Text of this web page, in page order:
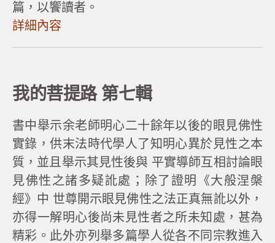
篇，以饗讀者。
詳細內容
我的菩提路 第七輯
書中舉示余老師明心二十餘年以後的眼見佛性
實錄，供末法時代學人了知明心異於見性之本
質，並且舉示其見性後與 平實導師互相討論眼
見佛性之諸多疑訛處；除了證明《大般涅槃
經》中 世尊開示眼見佛性之法正真無訛以外，
亦得一解明心後尚未見性者之所未知處，甚為
精彩。此外亦列舉多篇學人從各不同宗教進入